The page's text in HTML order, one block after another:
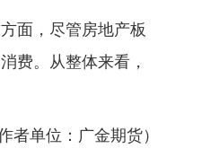
面，尽管房地产板
费。从整体来看，
作者单位：广金期货）